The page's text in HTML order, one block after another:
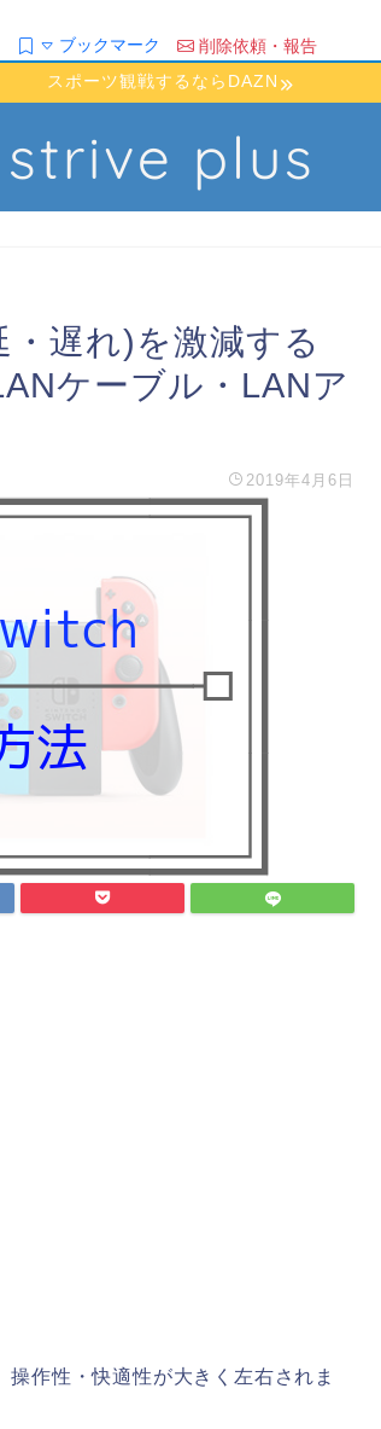
ブックマーク 削除依頼・報告